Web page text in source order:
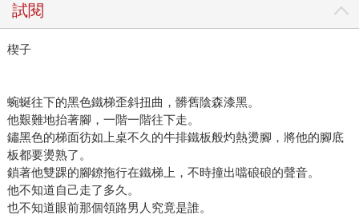
試閱
楔子
蜿蜒往下的黑色鐵梯歪斜扭曲，髒舊陰森漆黑。
他艱難地抬著腳，一階一階往下走。
鏽黑色的梯面彷如上桌不久的牛排鐵板般灼熱燙腳，將他的腳底
板都要燙熟了。
鎖著他雙踝的腳鐐拖行在鐵梯上，不時撞出噹硠硠的聲音。
他不知道自己走了多久。
也不知道眼前那個領路男人究竟是誰。